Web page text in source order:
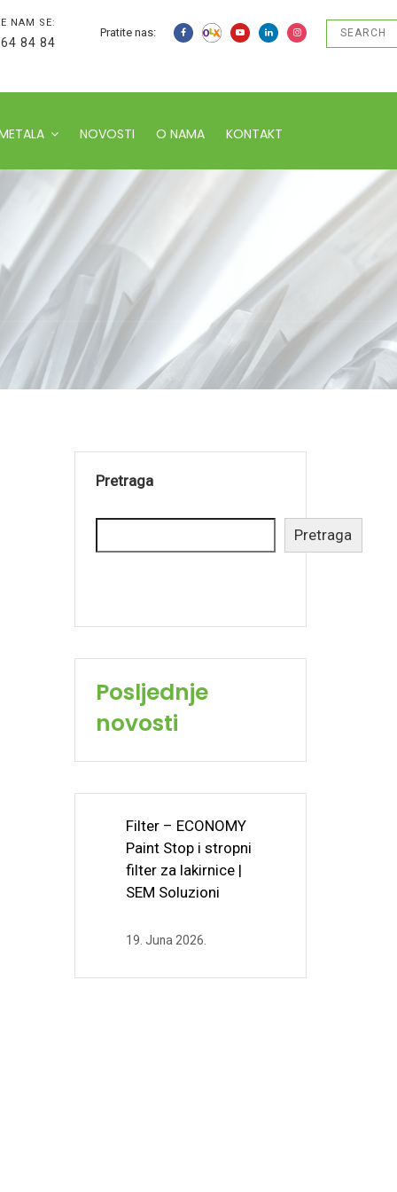
NAM SE:
84 84
Pratite nas:
NOVOSTI O NAMA KONTAKT
Pretraga
Pretraga
Posljednje
novosti
Filter – ECONOMY
Paint Stop i stropni
filter za lakirnice |
SEM Soluzioni
19. Juna 2026.